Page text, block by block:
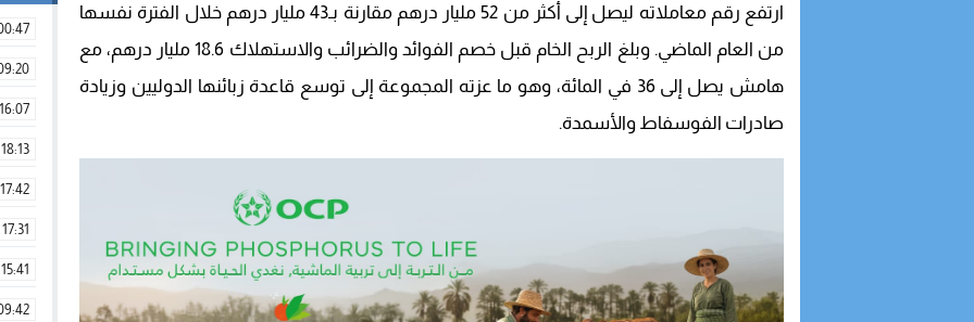
ارتفع رقم معاملاته ليصل إلى أكثر من 52 مليار درهم مقارنة بـ43 مليار درهم خلال الفترة نفسها
من العام الماضي. وبلغ الربح الخام قبل خصم الفوائد والضرائب والاستهلاك 18.6 مليار درهم، مع
هامش يصل إلى 36 في المائة، وهو ما عزته المجموعة إلى توسع قاعدة زبائنها الدوليين وزيادة
صادرات الفوسفاط والأسمدة.
16:07
18:13
17:42
17:31
15:41